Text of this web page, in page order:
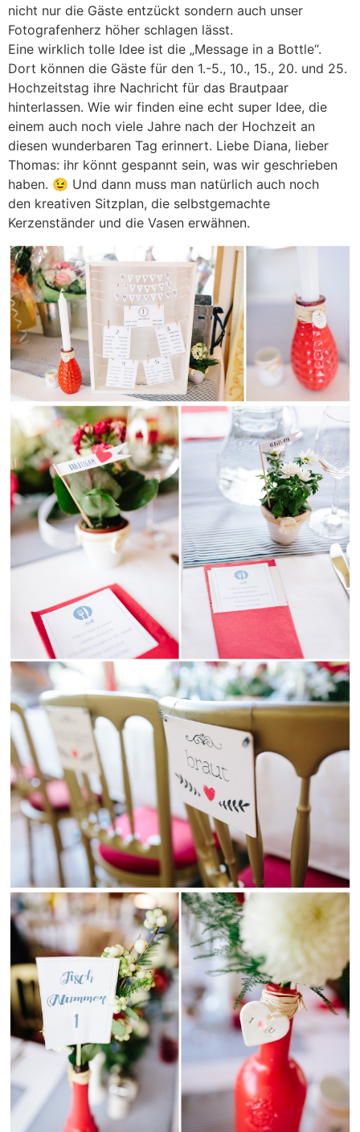
nicht nur die Gäste entzückt sondern auch unser
Fotografenherz höher schlagen lässt.
Eine wirklich tolle Idee ist die „Message in a Bottle“.
Dort können die Gäste für den 1.-5., 10., 15., 20. und 25.
Hochzeitstag ihre Nachricht für das Brautpaar
hinterlassen. Wie wir finden eine echt super Idee, die
einem auch noch viele Jahre nach der Hochzeit an
diesen wunderbaren Tag erinnert. Liebe Diana, lieber
Thomas: ihr könnt gespannt sein, was wir geschrieben
haben. 😉 Und dann muss man natürlich auch noch
den kreativen Sitzplan, die selbstgemachte
Kerzenständer und die Vasen erwähnen.